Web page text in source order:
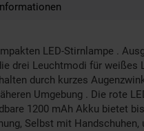
LED-Stirnlampe .
drei Leuchtmodi für weißes
durch kurzes
Umgebung . Die rote
1200 mAh Akku bietet
Selbst mit